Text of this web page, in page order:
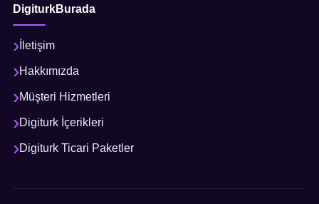
DigiturkBurada
İletişim
Hakkımızda
Müşteri Hizmetleri
Digiturk İçerikleri
Digiturk Ticari Paketler